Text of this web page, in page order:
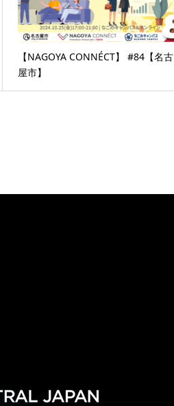
【NAGOYA CONNÉCT】 #84【名古
屋市】